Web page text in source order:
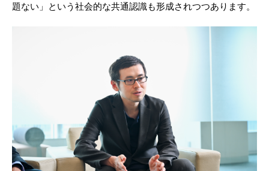
題ない」という社会的な共通認識も形成されつつあります。